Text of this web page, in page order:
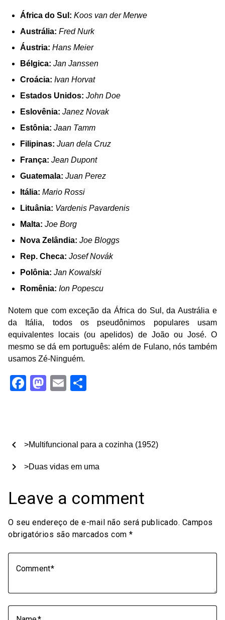
África do Sul: Koos van der Merwe
Austrália: Fred Nurk
Áustria: Hans Meier
Bélgica: Jan Janssen
Croácia: Ivan Horvat
Estados Unidos: John Doe
Eslovênia: Janez Novak
Estônia: Jaan Tamm
Filipinas: Juan dela Cruz
França: Jean Dupont
Guatemala: Juan Perez
Itália: Mario Rossi
Lituânia: Vardenis Pavardenis
Malta: Joe Borg
Nova Zelândia: Joe Bloggs
Rep. Checa: Josef Novák
Polônia: Jan Kowalski
Romênia: Ion Popescu
Notem que com exceção da África do Sul, da Austrália e
da Itália, todos os pseudônimos populares usam
equivalentes locais (ou apelidos) de João ou José. O
mesmo se dá em português: além de Fulano, nós também
usamos Zé-Ninguém.
Facebook
Mastodon
Email
chevron_left >Multifuncional para a cozinha (1952)
>Duas vidas em uma
chevron_right
Leave a comment
O seu endereço de e-mail não será publicado. Campos
obrigatórios são marcados com *
Comment